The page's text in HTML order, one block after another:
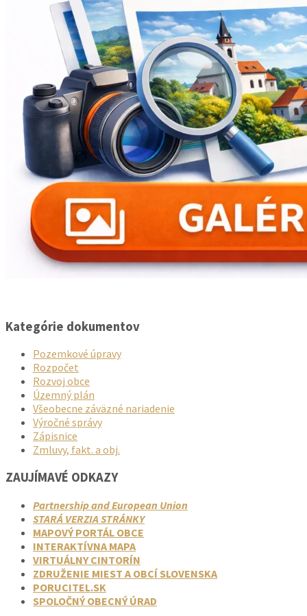
Kategórie dokumentov
Pozemkové úpravy
Rozpočet
Rozvoj obce
Územný plán
Všeobecne záväzné nariadenie
Výročné správy
Zápisnice
Zmluvy, fakt. a obj.
ZAUJÍMAVÉ ODKAZY
Partnership and European Union
STARÁ VERZIA STRÁNKY
MAPOVÝ PORTÁL OBCE
INTERAKTÍVNA MAPA
VIRTUÁLNY CINTORÍN
ZDRUŽENIE MIEST A OBCÍ SLOVENSKA
PORUCITEL.SK
SPOLOČNÝ OBECNÝ ÚRAD